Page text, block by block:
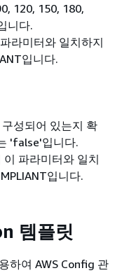
120, 150, 180,
니다.
라미터와 일치하지
입니다.
성되어 있는지 확
'false'입니다.
파라미터와 일치
입니다.
템플릿
하여 AWS Config 관